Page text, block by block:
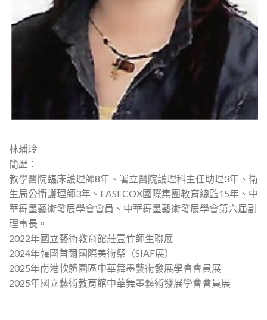
林璠玲
簡歷：
教學醫院臨床護理師8年、署立醫院護理科主任助理3年、衛
生局公衛護理師3年、EASECOX國際集團教育總監15年、中
華舞墨藝術發展學會會員、中華舞墨藝術發展學會第六屆副
理事長。
2022年國立藝術教育館莊壹竹師生聯展
2024年韓國首爾國際美術祭（SIAF展）
2025年南港軟體園區中華舞墨藝術發展學會會員展
2025年國立藝術教育館中華舞墨藝術發展學會會員展